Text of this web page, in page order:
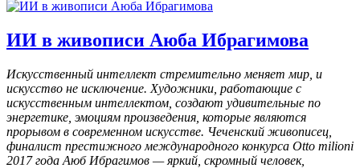
ИИ в живописи Аюба Ибрагимова
Искусственный интеллект стремительно меняет мир, и
искусство не исключение. Художники, работающие с
искусственным интеллектом, создают удивительные по
энергетике, эмоциям произведения, которые являются
прорывом в современном искусстве. Чеченский живописец,
финалист престижного международного конкурса Otto milioni
2017 года Аюб Ибрагимов — яркий, скромный человек,